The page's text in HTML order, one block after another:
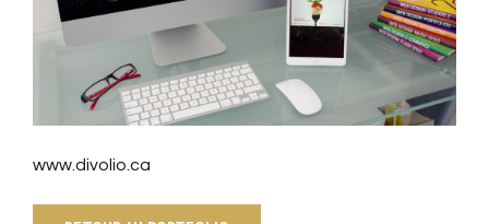
www.divolio.ca